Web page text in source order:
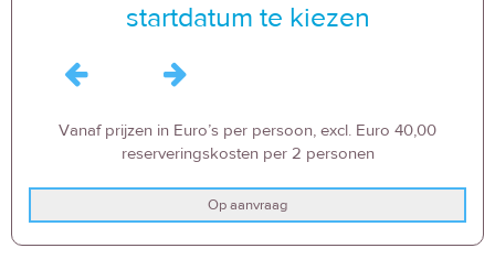
startdatum te kiezen
Vanaf prijzen in Euro’s per persoon, excl. Euro 40,00
reserveringskosten per 2 personen
Op aanvraag